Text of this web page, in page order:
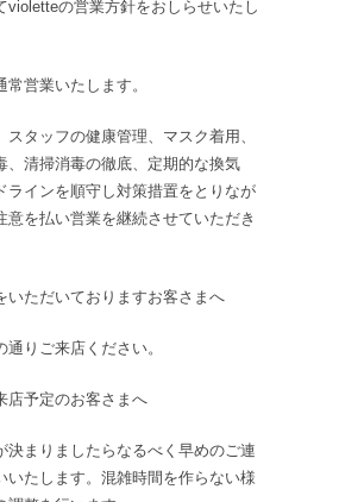
violetteの営業方針をおしらせいたし
常営業いたします。
スタッフの健康管理、マスク着用、
、清掃消毒の徹底、定期的な換気
ラインを順守し対策措置をとりなが
意を払い営業を継続させていただき
いただいておりますお客さまへ
りご来店ください。
店予定のお客さまへ
決まりましたらなるべく早めのご連
いたします。混雑時間を作らない様